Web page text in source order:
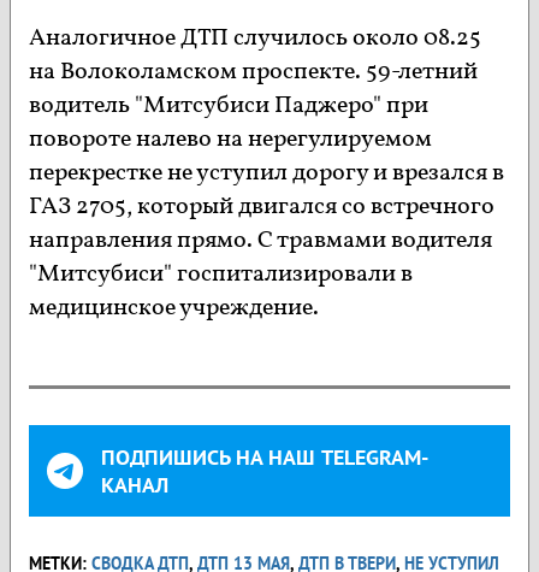
Аналогичное ДТП случилось около 08.25
на Волоколамском проспекте. 59-летний
водитель "Митсубиси Паджеро" при
повороте налево на нерегулируемом
перекрестке не уступил дорогу и врезался в
ГАЗ 2705, который двигался со встречного
направления прямо. С травмами водителя
"Митсубиси" госпитализировали в
медицинское учреждение.
ПОДПИШИСЬ НА НАШ TELEGRAM-
КАНАЛ
МЕТКИ: СВОДКА ДТП, ДТП 13 МАЯ, ДТП В ТВЕРИ, НЕ УСТУПИЛ